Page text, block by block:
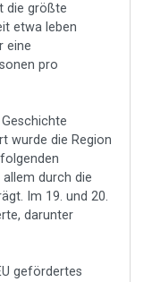
die größte
etwa leben
eine
pro
wurde die Region
durch die
Im 19. und 20.
darunter
gefördertes